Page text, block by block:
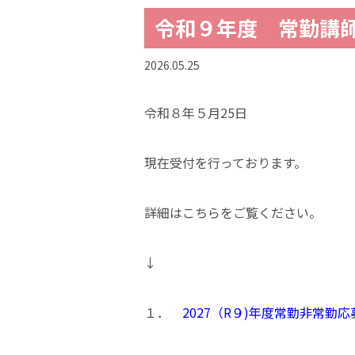
令和９年度 常勤講
2026.05.25
令和８年５月25日
現在受付を行っております。
詳細はこちらをご覧ください。
↓
１． 2027（R９)年度常勤非常勤応